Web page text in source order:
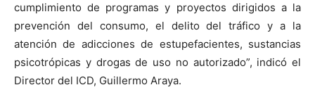
cumplimiento de programas y proyectos dirigidos a la
prevención del consumo, el delito del tráfico y a la
atención de adicciones de estupefacientes, sustancias
psicotrópicas y drogas de uso no autorizado”, indicó el
Director del ICD, Guillermo Araya.